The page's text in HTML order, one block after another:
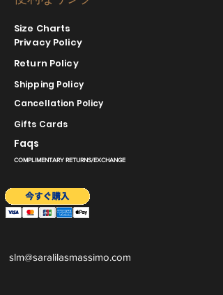
Size Charts
Privacy Policy
Return Policy
Shipping Policy
Cancellation Policy
Gifts Cards
Faqs
COMPLIMENTARY RETURNS/EXCHANGE
slm@saralilasmassimo.com